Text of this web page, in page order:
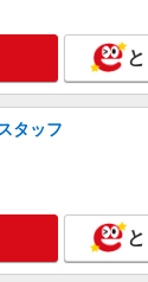
タッフ